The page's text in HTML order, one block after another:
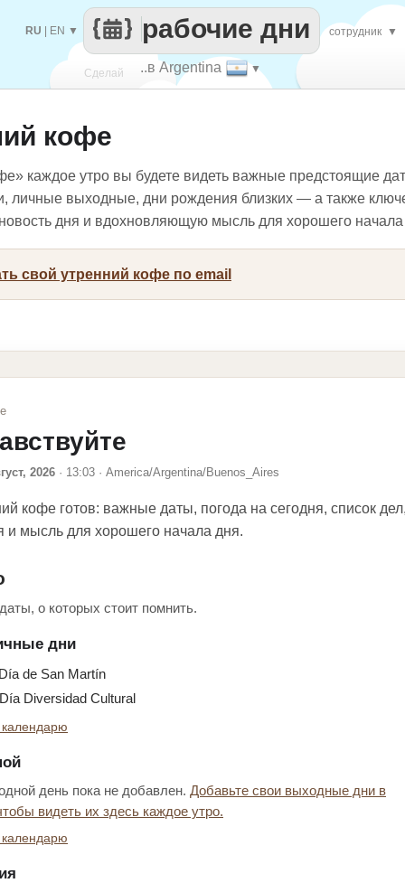
Сделай ..в Argentina ▼
рабочие дни
RU EN ▼ сотрудник ▼
кофе
каждое утро вы будете видеть важные предстоящие
личные выходные, дни рождения близких — а также
дня и вдохновляющую мысль для хорошего
свой утренний кофе по email
2026 · 13:03 · America/Argentina/Buenos_Aires
кофе готов: важные даты, погода на сегодня, список
и мысль для хорошего начала дня.
о которых стоит помнить.
дни
de San Martín
Diversidad Cultural
день пока не добавлен. Добавьте свои выходные дни в
видеть их здесь каждое утро.